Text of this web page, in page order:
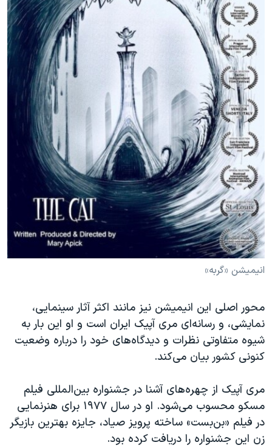
انیمیشن «گربه»
محور اصلی این انیمیشن نیز مانند اکثر آثار سینمایی،
نمایشی، و رسانه‌ای مری آپیک ایران است و او این ‌بار به
شیوه متفاوتی نظرات و ‌دیدگاه‌های خود را درباره وضعیت
کنونی کشور بیان می‌کند.‌
مری آپیک از چهره‌های آشنا در جشنواره بین‌المللی فیلم
مسکو محسوب می‌شود. او در سال ۱۹۷۷ برای هنرنمایی
در فیلم «بن‌بست» ساخته پرویز صیاد، جایزه بهترین بازیگر
زن این جشنواره را دریافت کرده بود.